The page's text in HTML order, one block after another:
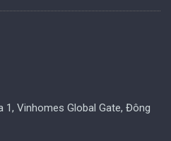
1, Vinhomes Global Gate, Đông